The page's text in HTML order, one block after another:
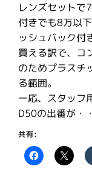
レンズセットで
付きでも8万以
ッシュバック付
買える訳で、コ
のためプラスチ
る範囲。
一応、スタッフ
D50の出番が・
共有: